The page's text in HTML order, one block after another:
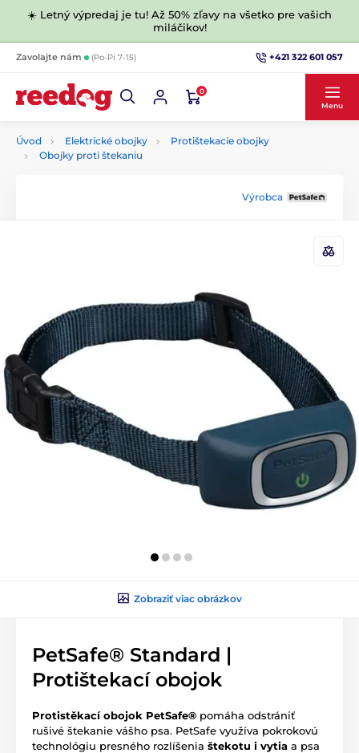
☀️ Letný výpredaj je tu! Až 50% zľavy na všetko pre vašich
miláčikov!
Zavolajte nám (Po-Pi 7-15) +421 322 601 057
0
Menu
Úvod Elektrické obojky
Protištekacie obojky
Obojky proti štekaniu
Výrobca
Zobraziť viac obrázkov
PetSafe® Standard |
Protištekací obojok
Protistěkací obojok PetSafe® pomáha odstrániť
rušivé štekanie vášho psa. PetSafe využíva pokrokovú
technológiu presného rozlíšenia štekotu i vytia a psa